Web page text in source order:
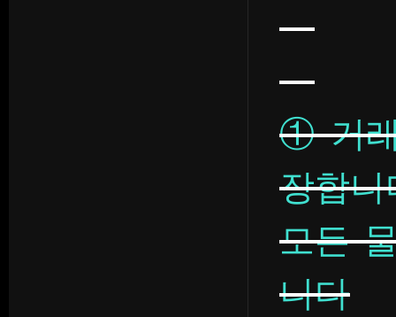
① 거
장합니
모든
니다